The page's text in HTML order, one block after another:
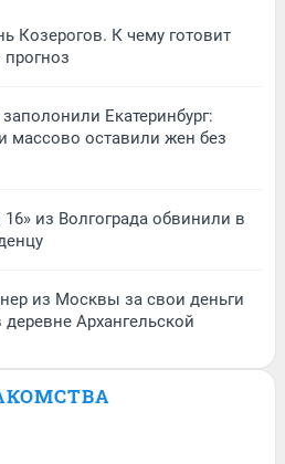
Козерогов. К чему готовит
Екатеринбург:
массово оставили жен без
из Волгограда обвинили в
из Москвы за свои деньги
Архангельской